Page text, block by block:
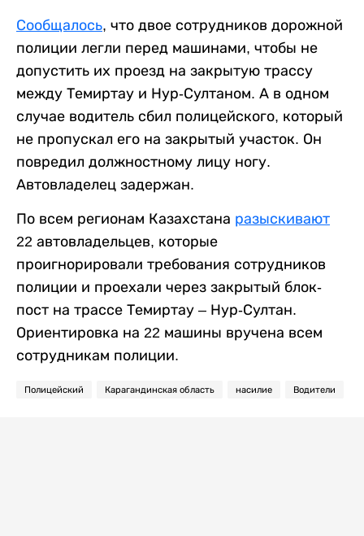
Сообщалось, что двое сотрудников дорожной
полиции легли перед машинами, чтобы не
допустить их проезд на закрытую трассу
между Темиртау и Нур-Султаном. А в одном
случае водитель сбил полицейского, который
не пропускал его на закрытый участок. Он
повредил должностному лицу ногу.
Автовладелец задержан.
По всем регионам Казахстана разыскивают
22 автовладельцев, которые
проигнорировали требования сотрудников
полиции и проехали через закрытый блок-
пост на трассе Темиртау – Нур-Султан.
Ориентировка на 22 машины вручена всем
сотрудникам полиции.
Полицейский Карагандинская область насилие Водители